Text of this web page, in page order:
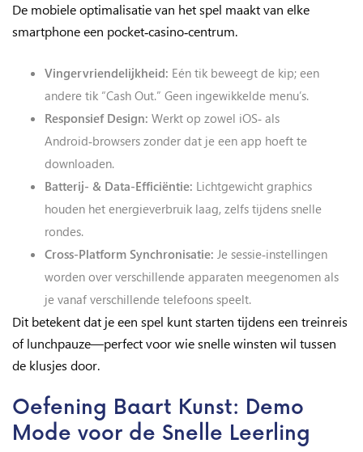
De mobiele optimalisatie van het spel maakt van elke
smartphone een pocket‑casino‑centrum.
Vingervriendelijkheid: Eén tik beweegt de kip; een
andere tik “Cash Out.” Geen ingewikkelde menu’s.
Responsief Design: Werkt op zowel iOS‑ als
Android‑browsers zonder dat je een app hoeft te
downloaden.
Batterij‑ & Data‑Efficiëntie: Lichtgewicht graphics
houden het energieverbruik laag, zelfs tijdens snelle
rondes.
Cross‑Platform Synchronisatie: Je sessie‑instellingen
worden over verschillende apparaten meegenomen als
je vanaf verschillende telefoons speelt.
Dit betekent dat je een spel kunt starten tijdens een treinreis
of lunchpauze—perfect voor wie snelle winsten wil tussen
de klusjes door.
Oefening Baart Kunst: Demo
Mode voor de Snelle Leerling